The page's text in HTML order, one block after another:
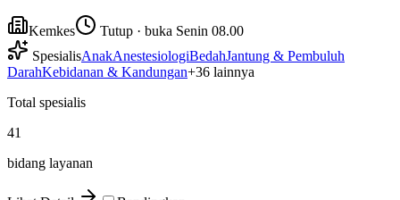
Kemkes
Tutup · buka Senin 08.00
SpesialisAnakAnestesiologiBedahJantung & Pembuluh
DarahKebidanan & Kandungan+36 lainnya
Total spesialis
41
bidang layanan